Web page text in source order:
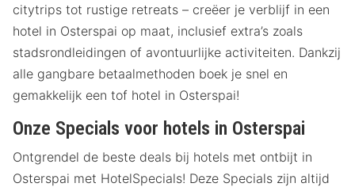
citytrips tot rustige retreats – creëer je verblijf in een
hotel in Osterspai op maat, inclusief extra’s zoals
stadsrondleidingen of avontuurlijke activiteiten. Dankzij
alle gangbare betaalmethoden boek je snel en
gemakkelijk een tof hotel in Osterspai!
Onze Specials voor hotels in Osterspai
Ontgrendel de beste deals bij hotels met ontbijt in
Osterspai met HotelSpecials! Deze Specials zijn altijd